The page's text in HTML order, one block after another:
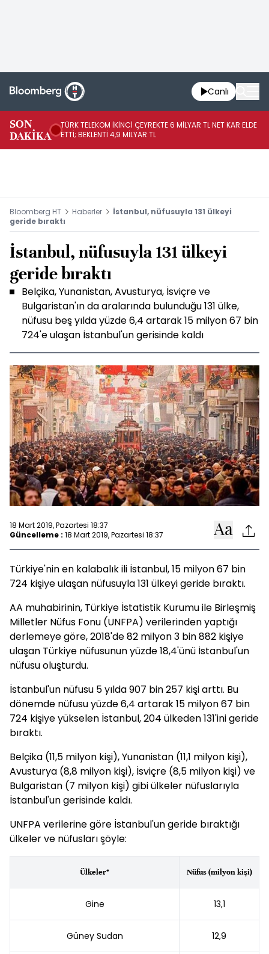
Canlı
SON
DAKİKA
TÜRK TELEKOM İKİNCİ ÇEYREKTE 6 MİLYAR TL NET KAR ELDE
ETTİ; BEKLENTİ 4,9 MİLYAR TL
Bloomberg HT Haberler
İstanbul, nüfusuyla 131 ülkeyi
geride bıraktı
İstanbul, nüfusuyla 131 ülkeyi
geride bıraktı
Belçika, Yunanistan, Avusturya, İsviçre ve
Bulgaristan'ın da aralarında bulunduğu 131 ülke,
nüfusu beş yılda yüzde 6,4 artarak 15 milyon 67 bin
724'e ulaşan İstanbul'un gerisinde kaldı
18 Mart 2019, Pazartesi 18:37
Güncelleme : 18 Mart 2019, Pazartesi 18:37
Türkiye'nin en kalabalık ili İstanbul, 15 milyon 67 bin
724 kişiye ulaşan nüfusuyla 131 ülkeyi geride bıraktı.
AA muhabirinin, Türkiye İstatistik Kurumu ile Birleşmiş
Milletler Nüfus Fonu (UNFPA) verilerinden yaptığı
derlemeye göre, 2018'de 82 milyon 3 bin 882 kişiye
ulaşan Türkiye nüfusunun yüzde 18,4'ünü İstanbul'un
nüfusu oluşturdu.
İstanbul'un nüfusu 5 yılda 907 bin 257 kişi arttı. Bu
dönemde nüfusu yüzde 6,4 artarak 15 milyon 67 bin
724 kişiye yükselen İstanbul, 204 ülkeden 131'ini geride
bıraktı.
Belçika (11,5 milyon kişi), Yunanistan (11,1 milyon kişi),
Avusturya (8,8 milyon kişi), İsviçre (8,5 milyon kişi) ve
Bulgaristan (7 milyon kişi) gibi ülkeler nüfuslarıyla
İstanbul'un gerisinde kaldı.
UNFPA verilerine göre İstanbul'un geride bıraktığı
ülkeler ve nüfusları şöyle:
Ülkeler* Nüfus (milyon kişi)
Gine 13,1
Güney Sudan 12,9